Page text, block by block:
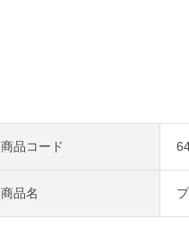
商品コード
商品名